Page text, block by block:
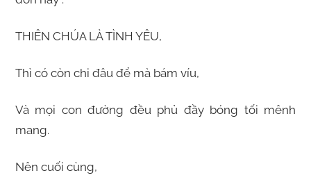
THIÊN CHÚA LÀ TÌNH YÊU,
Thì có còn chi đâu để mà bám víu,
Và mọi con đường đều phủ đầy bóng tối mênh
mang.
Nên cuối cùng,